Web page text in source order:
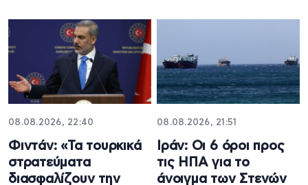
08.08.2026, 22:40
Φιντάν: «Τα τουρκικά
στρατεύματα
διασφαλίζουν την
08.08.2026, 21:51
Ιράν: Οι 6 όροι προς
τις ΗΠΑ για το
άνοιγμα των Στενών